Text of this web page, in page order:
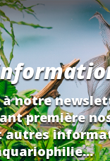
à notre
première
autres